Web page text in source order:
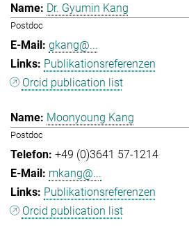
Dr. Gyumin Kang
Postdoc
gkang@...
Publikationsreferenzen
Orcid publication list
Moonyoung Kang
Postdoc
+49 (0)3641 57-1214
mkang@...
Publikationsreferenzen
Orcid publication list